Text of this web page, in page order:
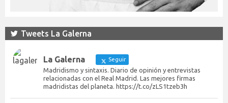
Tweets La Galerna
La Galerna Seguir
Madridismo y sintaxis. Diario de opinión y entrevistas
relacionadas con el Real Madrid. Las mejores firmas
madridistas del planeta. https://t.co/zLS1tzeb3h